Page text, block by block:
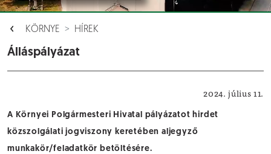
KÖRNYE HÍREK
Álláspályázat
2024. július 11.
A Környei Polgármesteri Hivatal pályázatot hirdet
közszolgálati jogviszony keretében aljegyző
munkakör/feladatkör betöltésére.